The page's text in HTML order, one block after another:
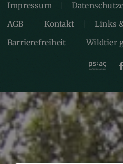
Impressum
AGB
Kontakt
Links
Barrierefreiheit
Wildtier